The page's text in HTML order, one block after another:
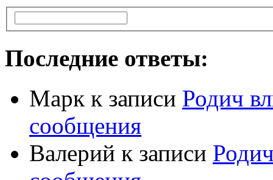
Последние ответы:
Марк к записи Родич
сообщения
Валерий к записи